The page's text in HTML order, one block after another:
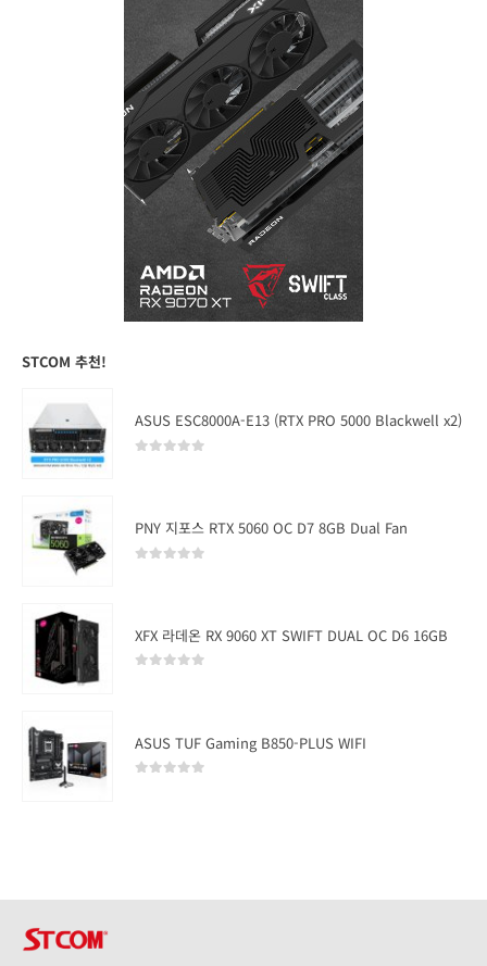
STCOM 추천!
ASUS ESC8000A-E13 (RTX PRO 5000 Blackwell x2)
PNY 지포스 RTX 5060 OC D7 8GB Dual Fan
XFX 라데온 RX 9060 XT SWIFT DUAL OC D6 16GB
ASUS TUF Gaming B850-PLUS WIFI